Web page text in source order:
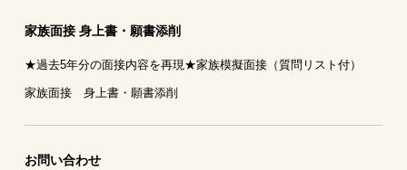
家族面接 身上書・願書添削
★過去5年分の面接内容を再現★家族模擬面接（質問リスト付）
家族面接 身上書・願書添削
お問い合わせ